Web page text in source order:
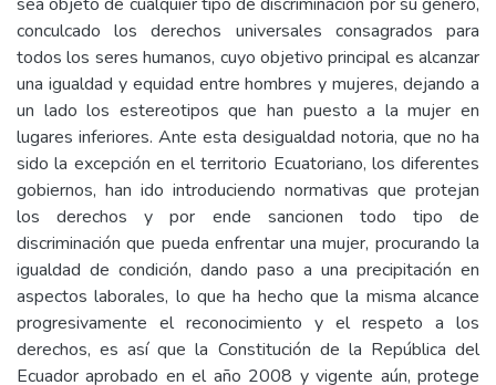
conculcado los derechos universales consagrados para
todos los seres humanos, cuyo objetivo principal es alcanzar
una igualdad y equidad entre hombres y mujeres, dejando a
un lado los estereotipos que han puesto a la mujer en
lugares inferiores. Ante esta desigualdad notoria, que no ha
sido la excepción en el territorio Ecuatoriano, los diferentes
gobiernos, han ido introduciendo normativas que protejan
los derechos y por ende sancionen todo tipo de
discriminación que pueda enfrentar una mujer, procurando la
igualdad de condición, dando paso a una precipitación en
aspectos laborales, lo que ha hecho que la misma alcance
progresivamente el reconocimiento y el respeto a los
derechos, es así que la Constitución de la República del
Ecuador aprobado en el año 2008 y vigente aún, protege